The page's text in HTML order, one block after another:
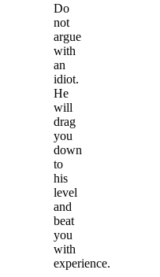
Do
not
argue
with
an
idiot.
He
will
drag
you
down
to
his
level
and
beat
you
with
experience.